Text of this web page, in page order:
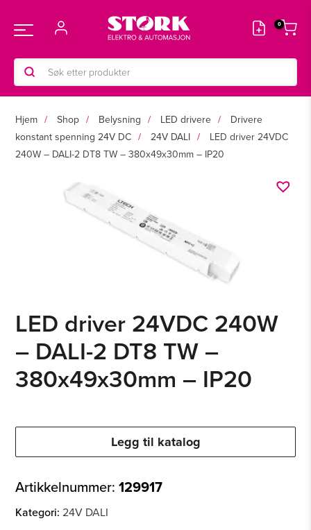
rett
innholdet
Main
Menu
Products
search
Hjem Shop Belysning LED drivere
Drivere
konstant spenning 24V DC
24V DALI
LED driver 24VDC
240W – DALI-2 DT8 TW – 380x49x30mm – IP20
LED driver 24VDC 240W
– DALI-2 DT8 TW –
380x49x30mm – IP20
Legg til katalog
Artikkelnummer:129917
Kategori:24V DALI